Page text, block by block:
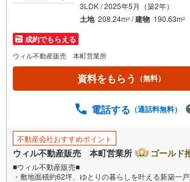
3LDK / 2025年5月（築2年）
土地 208.24m2 /建物 190.63m2
成約でもらえる
ウィル不動産販売 本町営業所
資料をもらう （無料）
電話する （通話料無料）
不動産会社おすすめポイント
ウィル不動産販売 本町営業所 ゴールド
■ウィル不動産販売■
・敷地面積約62坪、ゆとりの暮らしを叶える新築一